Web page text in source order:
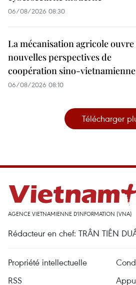
06/08/2026 08:30
La mécanisation agricole ouvre
nouvelles perspectives de
coopération sino-vietnamienne
06/08/2026 08:10
Télécharger
AGENCE VIETNAMIENNE D'INFORMATION (VNA)
Rédacteur en chef: TRÂN TIÊN
Propriété intellectuelle
RSS